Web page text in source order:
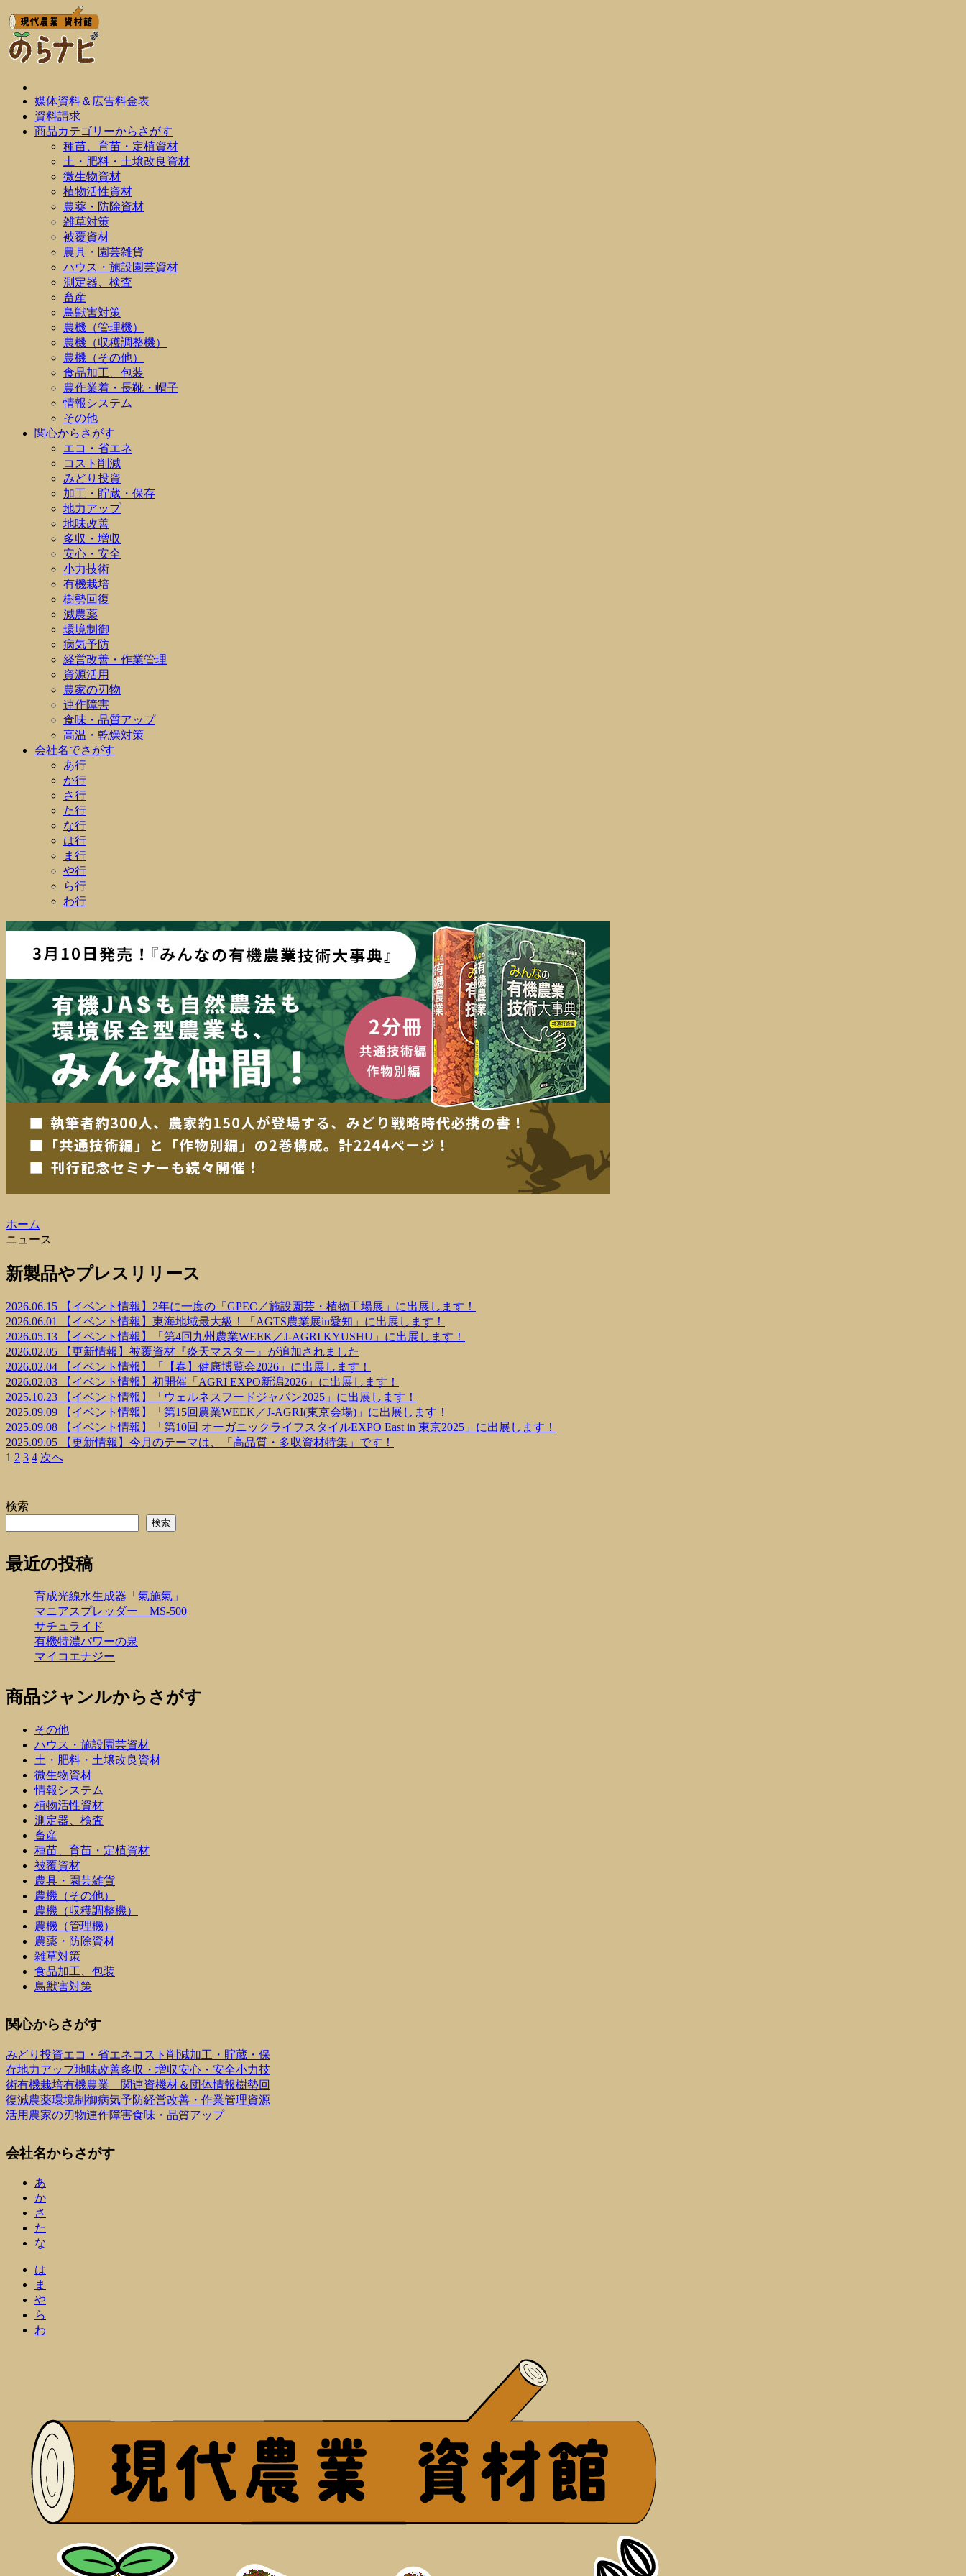
媒体資料＆広告料金表
資料請求
商品カテゴリーからさがす
種苗、育苗・定植資材
土・肥料・土壌改良資材
微生物資材
植物活性資材
農薬・防除資材
雑草対策
被覆資材
農具・園芸雑貨
ハウス・施設園芸資材
測定器、検査
畜産
鳥獣害対策
農機（管理機）
農機（収穫調整機）
農機（その他）
食品加工、包装
農作業着・長靴・帽子
情報システム
その他
関心からさがす
エコ・省エネ
コスト削減
みどり投資
加工・貯蔵・保存
地力アップ
地味改善
多収・増収
安心・安全
小力技術
有機栽培
樹勢回復
減農薬
環境制御
病気予防
経営改善・作業管理
資源活用
農家の刃物
連作障害
食味・品質アップ
高温・乾燥対策
会社名でさがす
あ行
か行
さ行
た行
な行
は行
ま行
や行
ら行
わ行
ホーム
ニュース
新製品やプレスリリース
2026.06.15
【イベント情報】2年に一度の「GPEC／施設園芸・植物工場展」に出展します！
2026.06.01
【イベント情報】東海地域最大級！「AGTS農業展in愛知」に出展します！
2026.05.13
【イベント情報】「第4回九州農業WEEK／J-AGRI KYUSHU」に出展します！
2026.02.05
【更新情報】被覆資材『炎天マスター』が追加されました
2026.02.04
【イベント情報】「【春】健康博覧会2026」に出展します！
2026.02.03
【イベント情報】初開催「AGRI EXPO新潟2026」に出展します！
2025.10.23
【イベント情報】「ウェルネスフードジャパン2025」に出展します！
2025.09.09
【イベント情報】「第15回農業WEEK／J-AGRI(東京会場)」に出展します！
2025.09.08
【イベント情報】「第10回 オーガニックライフスタイルEXPO East in 東京2025」に出展します！
2025.09.05
【更新情報】今月のテーマは、「高品質・多収資材特集」です！
1 2 3 4 次へ
検索
検索
最近の投稿
育成光線水生成器「氣施氣」
マニアスプレッダー MS-500
サチュライド
有機特濃パワーの泉
マイコエナジー
商品ジャンルからさがす
その他
ハウス・施設園芸資材
土・肥料・土壌改良資材
微生物資材
情報システム
植物活性資材
測定器、検査
畜産
種苗、育苗・定植資材
被覆資材
農具・園芸雑貨
農機（その他）
農機（収穫調整機）
農機（管理機）
農薬・防除資材
雑草対策
食品加工、包装
鳥獣害対策
関心からさがす
みどり投資エコ・省エネコスト削減加工・貯蔵・保
存地力アップ地味改善多収・増収安心・安全小力技
術有機栽培有機農業 関連資機材＆団体情報樹勢回
復減農薬環境制御病気予防経営改善・作業管理資源
活用 農家の刃物連作障害食味・品質アップ
会社名からさがす
あ
か
さ
た
な
は
ま
や
ら
わ